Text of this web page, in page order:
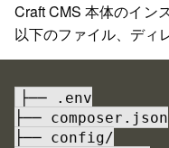
Craft CMS 本体のイン
以下のファイル、ディ
├── .env
├── composer.json
├── config/